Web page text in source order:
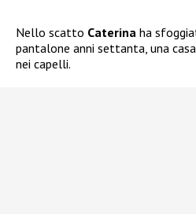
Nello scatto Caterina ha
pantalone anni settanta, una
nei capelli.